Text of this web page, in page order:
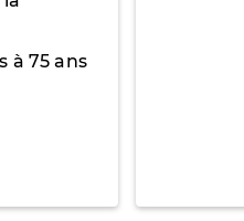
à 75 ans